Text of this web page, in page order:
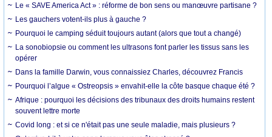
Le « SAVE America Act » : réforme de bon sens ou manœuvre partisane ?
Les gauchers votent-ils plus à gauche ?
Pourquoi le camping séduit toujours autant (alors que tout a changé)
La sonobiopsie ou comment les ultrasons font parler les tissus sans les
opérer
Dans la famille Darwin, vous connaissiez Charles, découvrez Francis
Pourquoi l’algue « Ostreopsis » envahit-elle la côte basque chaque été ?
Afrique : pourquoi les décisions des tribunaux des droits humains restent
souvent lettre morte
Covid long : et si ce n'était pas une seule maladie, mais plusieurs ?